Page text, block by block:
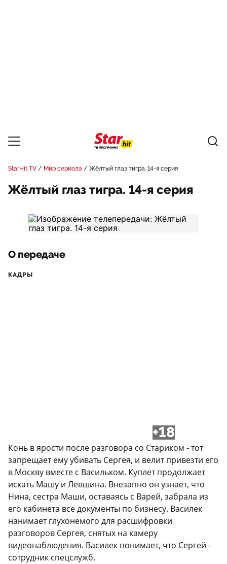
StarHit TV Мир сериала Жёлтый глаз тигра. 14-я серия
Жёлтый глаз тигра. 14-я серия
О передаче
КАДРЫ
+18
Конь в ярости после разговора со Стариком - тот
запрещает ему убивать Сергея, и велит привезти его
в Москву вместе с Васильком. Куплет продолжает
искать Машу и Левшина. Внезапно он узнает, что
Нина, сестра Маши, оставаясь с Варей, забрала из
его кабинета все документы по бизнесу. Василек
нанимает глухонемого для расшифровки
разговоров Сергея, снятых на камеру
видеонаблюдения. Василек понимает, что Сергей -
сотрудник спецслужб.